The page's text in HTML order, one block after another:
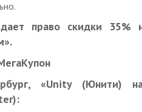
право скидки 35%
«Unity